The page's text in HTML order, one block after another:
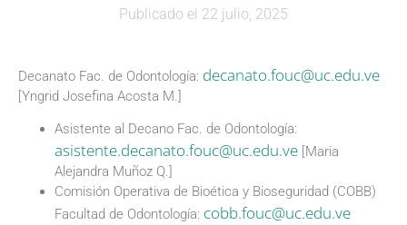
Publicado el 22 julio, 2025
Decanato Fac. de Odontología: decanato.fouc@uc.edu.ve
[Yngrid Josefina Acosta M.]
Asistente al Decano Fac. de Odontología:
asistente.decanato.fouc@uc.edu.ve [Maria
Alejandra Muñoz Q.]
Comisión Operativa de Bioética y Bioseguridad (COBB)
Facultad de Odontología: cobb.fouc@uc.edu.ve